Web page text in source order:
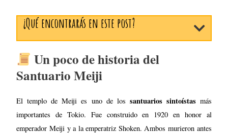
¿Qué encontrarás en este post?
Un poco de historia del
Santuario Meiji
El templo de Meiji es uno de los santuarios sintoístasmás
importantes de Tokio. Fue construido en 1920 en honor al
emperador Meiji y a la emperatriz Shoken. Ambos murieron antes